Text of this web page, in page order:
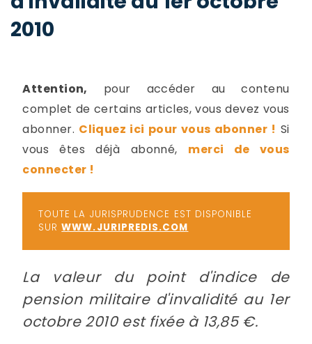
2010
Attention, pour accéder au contenu
complet de certains articles, vous devez vous
abonner. Cliquez ici pour vous abonner ! Si
vous êtes déjà abonné, merci de vous
connecter !
TOUTE LA JURISPRUDENCE EST DISPONIBLE
SURWWW.JURIPREDIS.COM
La valeur du point d'indice de
pension militaire d'invalidité au 1er
octobre 2010 est fixée à 13,85 €.